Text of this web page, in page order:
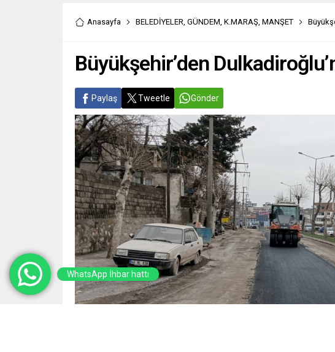
Anasayfa BELEDİYELER GÜNDEM K.MARAŞ MANŞET
Büyükşehir’den
Paylaş Tweetle Gönder
WhatsApp İhbar hattı